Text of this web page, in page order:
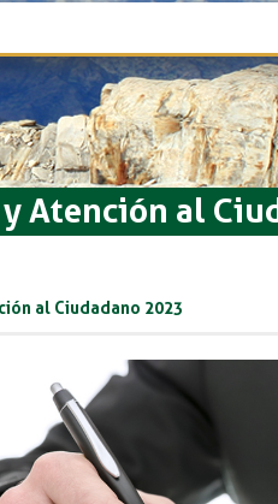
Atención al
al Ciudadano 2023